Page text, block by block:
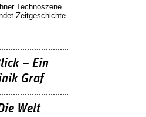
Technoszene
Zeitgeschichte
– Ein
Graf
Welt